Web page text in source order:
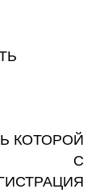
КОТОРОЙ
С